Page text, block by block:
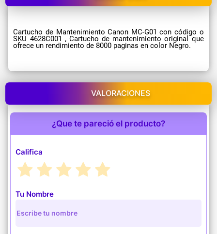
Cartucho de Mantenimiento Canon MC-G01 con código o
SKU 4628C001 , Cartucho de mantenimiento original que
ofrece un rendimiento de 8000 paginas en color Negro.
VALORACIONES
¿Que te pareció el producto?
Califica
Tu Nombre